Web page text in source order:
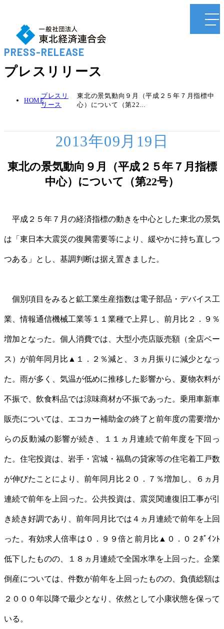
PRESS-RELEASE
プレスリリース
HOME
プレスリ
リース
東北の景気動向９月（平成２５年７月指標中
心）について（第22...
2013年09月19日
東北の景気動向９月（平成２５年７月指標
中心）について（第22号）
平成２５年７月の経済指標の動きを中心とした東北の景気
は「東日本大震災の復興需要等により、緩やかに持ち直しつ
つある」とし、基調判断は据え置きました。
個別項目をみると鉱工業生産指数は電子部品・デバイス工
業、情報通信機械工業等１１業種で上昇し、前月比２．９％
増加となった。個人消費では、大型小売店販売額（全店ベー
ス）が前年同月比▲１．２％減と、３ヵ月振りに減少となっ
た。雨が多く、気温が低めに推移した影響から、夏物衣料が
不振で、飲食料品では涼味商材が不振であった。乗用車新車
販売については、エコカー補助金の終了と前年度の需要増か
らの反動減の影響が続き、１１ヵ月連続で前年度を下回っ
た。住宅投資は、岩手・宮城・福島の貸家等の住宅着工戸数
が伸びたことにより、前年同月比２０．７％増加し、６ヵ月
連続で前年を上回った。公共投資は、震災関連復旧工事が引
き続き好調であり、前年同月比では４ヵ月連続で前年を上回
った。有効求人倍率は０．９９倍と前月比▲０．０２ﾎﾟｲﾝﾄ
低下したものの、１８ヵ月連続で全国水準を上回った。企業
倒産については、件数が前年を上回ったものの、負債総額は
２０００年以降で最少となり、依然として小康状態を保って
いる。